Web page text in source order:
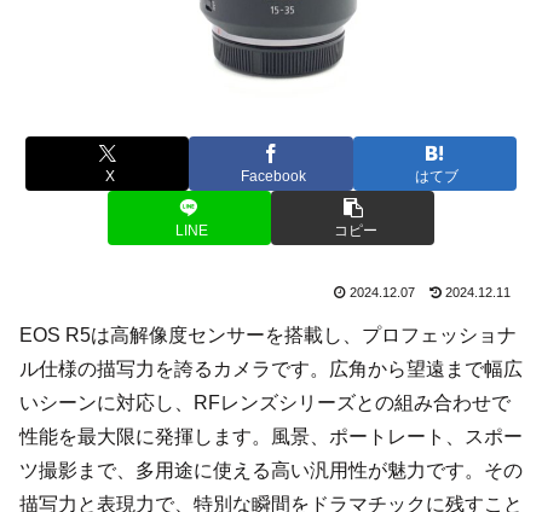
X Facebook はてブ
LINE コピー
2024.12.07 2024.12.11
EOS R5は高解像度センサーを搭載し、プロフェッショナ
ル仕様の描写力を誇るカメラです。広角から望遠まで幅広
いシーンに対応し、RFレンズシリーズとの組み合わせで
性能を最大限に発揮します。風景、ポートレート、スポー
ツ撮影まで、多用途に使える高い汎用性が魅力です。その
描写力と表現力で、特別な瞬間をドラマチックに残すこと